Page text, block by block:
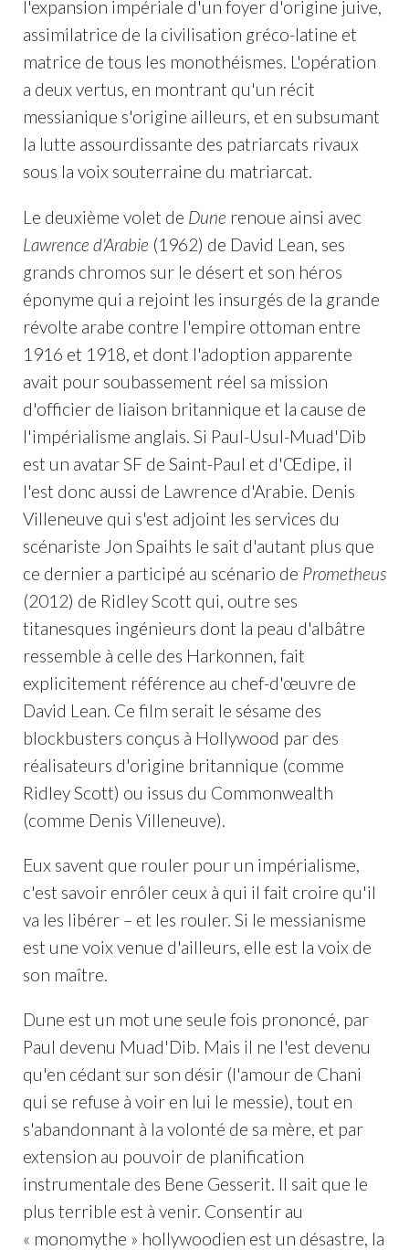
l'expansion impériale d'un foyer d'origine juive,
assimilatrice de la civilisation gréco-latine et
matrice de tous les monothéismes. L'opération
a deux vertus, en montrant qu'un récit
messianique s'origine ailleurs, et en subsumant
la lutte assourdissante des patriarcats rivaux
sous la voix souterraine du matriarcat.
Le deuxième volet de Dune renoue ainsi avec
Lawrence d'Arabie (1962) de David Lean, ses
grands chromos sur le désert et son héros
éponyme qui a rejoint les insurgés de la grande
révolte arabe contre l'empire ottoman entre
1916 et 1918, et dont l'adoption apparente
avait pour soubassement réel sa mission
d'officier de liaison britannique et la cause de
l'impérialisme anglais. Si Paul-Usul-Muad'Dib
est un avatar SF de Saint-Paul et d'Œdipe, il
l'est donc aussi de Lawrence d'Arabie. Denis
Villeneuve qui s'est adjoint les services du
scénariste Jon Spaihts le sait d'autant plus que
ce dernier a participé au scénario de Prometheus
(2012) de Ridley Scott qui, outre ses
titanesques ingénieurs dont la peau d'albâtre
ressemble à celle des Harkonnen, fait
explicitement référence au chef-d'œuvre de
David Lean. Ce film serait le sésame des
blockbusters conçus à Hollywood par des
réalisateurs d'origine britannique (comme
Ridley Scott) ou issus du Commonwealth
(comme Denis Villeneuve).
Eux savent que rouler pour un impérialisme,
c'est savoir enrôler ceux à qui il fait croire qu'il
va les libérer – et les rouler. Si le messianisme
est une voix venue d'ailleurs, elle est la voix de
son maître.
Dune est un mot une seule fois prononcé, par
Paul devenu Muad'Dib. Mais il ne l'est devenu
qu'en cédant sur son désir (l'amour de Chani
qui se refuse à voir en lui le messie), tout en
s'abandonnant à la volonté de sa mère, et par
extension au pouvoir de planification
instrumentale des Bene Gesserit. Il sait que le
plus terrible est à venir. Consentir au
« monomythe » hollywoodien est un désastre, la